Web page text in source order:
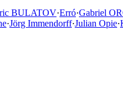
BULATOV·Erró·Gabriel
·Jörg Immendorff·Julian Opie·